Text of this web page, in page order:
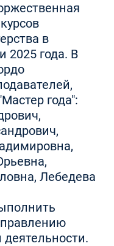
в
2025 года. В
года":
Лебедева